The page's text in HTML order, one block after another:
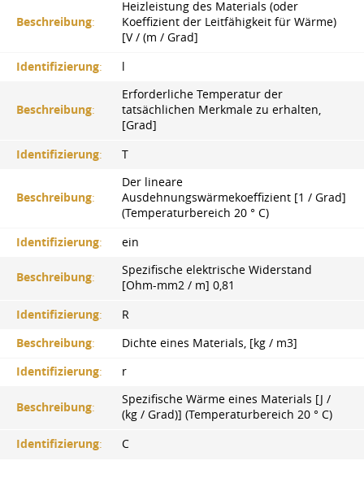
Beschreibung:
Heizleistung des Materials (oder
Koeffizient der Leitfähigkeit für Wärme)
[V / (m / Grad]
Identifizierung: l
Beschreibung:
Erforderliche Temperatur der
tatsächlichen Merkmale zu erhalten,
[Grad]
Identifizierung: T
Beschreibung:
Der lineare
Ausdehnungswärmekoeffizient [1 / Grad]
(Temperaturbereich 20 ° С)
Identifizierung: ein
Beschreibung:
Spezifische elektrische Widerstand
[Оhm-mm2 / m] 0,81
Identifizierung:
R
Beschreibung:
Dichte eines Materials, [kg / m3]
Identifizierung: r
Beschreibung:
Spezifische Wärme eines Materials [J /
(kg / Grad)] (Temperaturbereich 20 ° С)
Identifizierung: C